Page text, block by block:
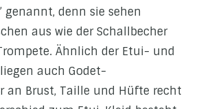
genannt, denn sie sehen
aus wie der Schallbecher
Ähnlich der Etui- und
auch Godet-
an Brust, Taille und Hüfte recht